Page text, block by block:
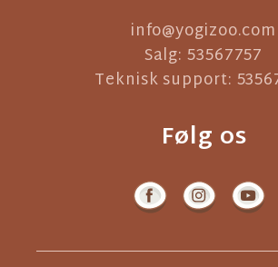
info@yogizoo.com
Salg: 53567757
Teknisk support:
Følg os